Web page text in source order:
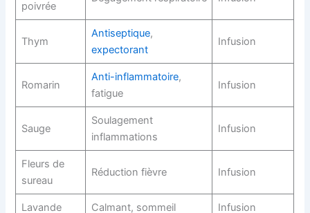
poivrée
Thym
Antiseptique,
expectorant
Infusion
Romarin
Anti-inflammatoire,
fatigue
Infusion
Sauge
Soulagement
inflammations
Infusion
Fleurs de
sureau
Réduction fièvre Infusion
Lavande Calmant, sommeil Infusion